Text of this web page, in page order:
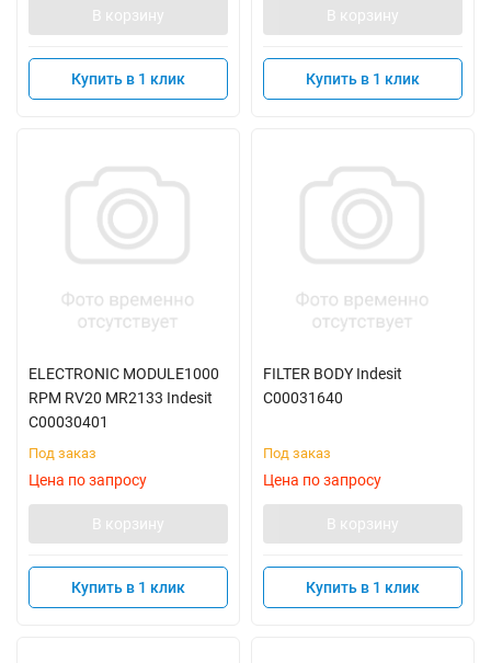
В корзину
Купить в 1 клик
В корзину
Купить в 1 клик
ELECTRONIC MODULE1000
RPM RV20 MR2133 Indesit
C00030401
Под заказ
Цена по запросу
В корзину
Купить в 1 клик
FILTER BODY Indesit
C00031640
Под заказ
Цена по запросу
В корзину
Купить в 1 клик